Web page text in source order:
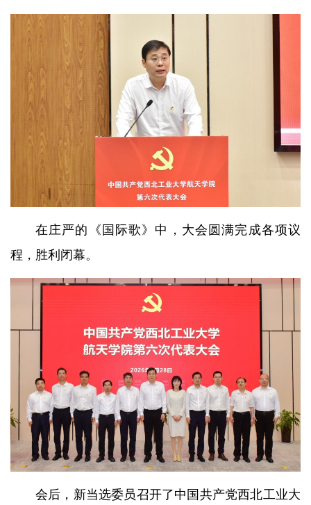
在庄严的《国际歌》中，大会圆满完成各项议
程，胜利闭幕。
会后，新当选委员召开了中国共产党西北工业大